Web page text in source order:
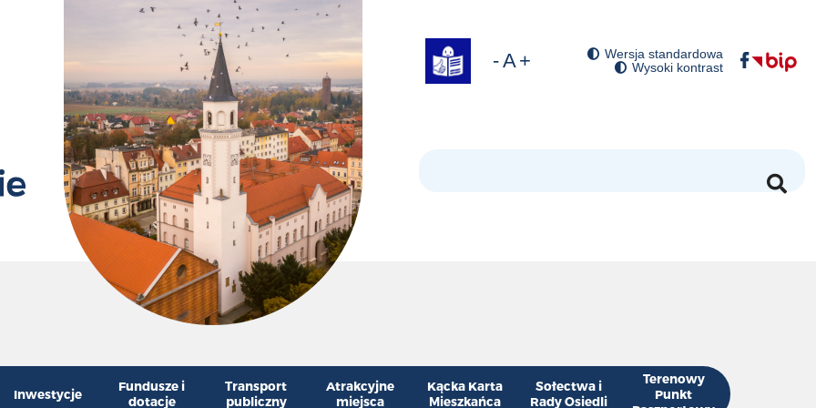
Zmniejsz rozmiar czcionki
Przywróć domyślny rozmiar czcionki
Zwiększ rozmiar czcionki
Wersja standardowa
Wysoki kontrast
Inwestycje
Fundusze i
dotacje
Transport
publiczny
Atrakcyjne
miejsca
Kącka Karta
Mieszkańca
Sołectwa i
Rady Osiedli
Terenowy
Punkt